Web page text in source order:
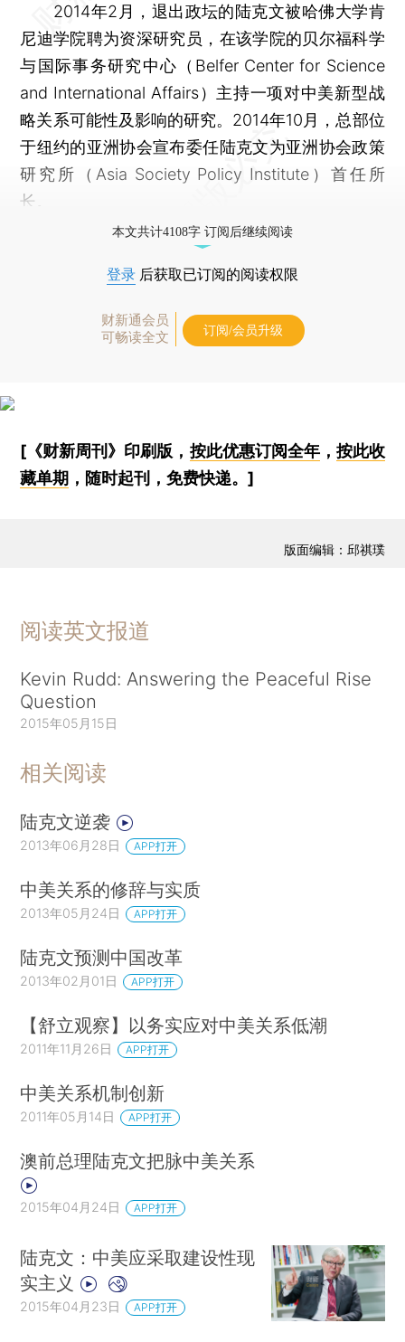
2014年2月，退出政坛的陆克文被哈佛大学肯
尼迪学院聘为资深研究员，在该学院的贝尔福科学
与国际事务研究中心（Belfer Center for Science
and International Affairs）主持一项对中美新型战
略关系可能性及影响的研究。2014年10月，总部位
于纽约的亚洲协会宣布委任陆克文为亚洲协会政策
研究所（Asia Society Policy Institute）首任所
长。
本文共计4108字 订阅后继续阅读
登录 后获取已订阅的阅读权限
财新通会员
可畅读全文
订阅/会员升级
[《财新周刊》印刷版， 按此优惠订阅全年， 按此收
藏单期 ，随时起刊，免费快递。]
版面编辑：邱祺璞
阅读英文报道
Kevin Rudd: Answering the Peaceful Rise
Question
2015年05月15日
相关阅读
陆克文逆袭
2013年06月28日 APP打开
中美关系的修辞与实质
2013年05月24日 APP打开
陆克文预测中国改革
2013年02月01日 APP打开
【舒立观察】以务实应对中美关系低潮
2011年11月26日 APP打开
中美关系机制创新
2011年05月14日 APP打开
澳前总理陆克文把脉中美关系
2015年04月24日 APP打开
陆克文：中美应采取建设性现
实主义
2015年04月23日 APP打开